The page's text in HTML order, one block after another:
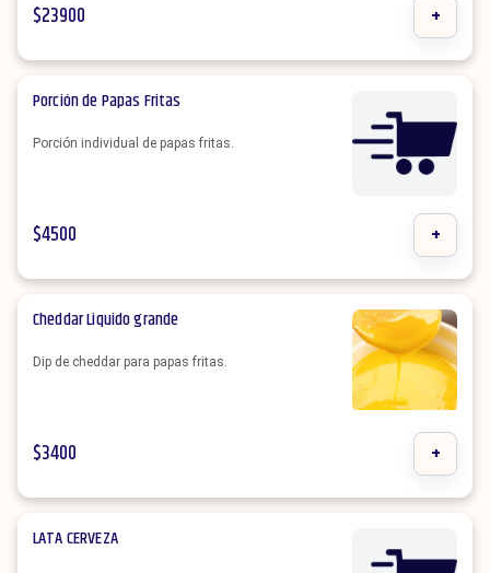
$23900 +
Porción de Papas Fritas
Porción individual de papas fritas.
$4500 +
Cheddar Liquido grande
Dip de cheddar para papas fritas.
$3400 +
LATA CERVEZA